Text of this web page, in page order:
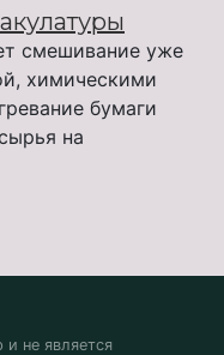
смешивание уже
химическими
бумаги
на
не является